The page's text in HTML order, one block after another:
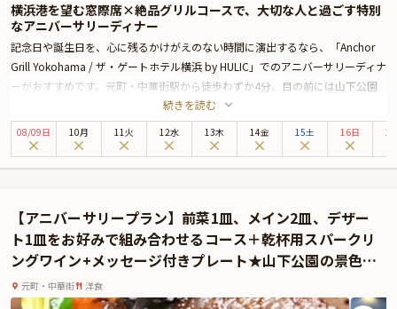
横浜港を望む窓際席×絶品グリルコースで、大切な人と過ごす特別
なアニバーサリーディナー
記念日や誕生日を、心に残るかけがえのない時間に演出するなら、「Anchor
Grill Yokohama / ザ・ゲートホテル横浜 by HULIC」でのアニバーサリーディナ
ーがおすすめです。元町・中華街駅から徒歩わずか4分、目の前には山下公園
と横浜の海が広がる絶好のロケーション。まるで異国に訪れたかのような情緒
あふれる店内で、夕暮れから夜へと移ろう景色とともに、特別なひとときをお
過ごしいただけます。
引き出した魚料理と肉料理のWメインを中心に、グリルの技が光る一皿一皿
を、ソースや付け合わせでお好みに合わせてお楽しみいただけます。
また、ディナーの締めくくりには、想いを込めたメッセージ付きのデザートプ
レートをご用意。記念日を共に祝うその一瞬に、さりげなく心を伝える演出を
添えます。専属ソムリエが厳選したワインも豊富に揃っており、特別な夜をさ
続きを読む
08/09日 10月 11火 12水 13木 14金 15土 16日
【アニバーサリープラン】前菜1皿、メイン2皿、デザー
ト1皿をお好みで組み合わせるコース＋乾杯用スパークリ
ングワイン+メッセージ付きプレート★山下公園の景色と
共に祝うロマンティックな記念日
元町・中華街 洋食